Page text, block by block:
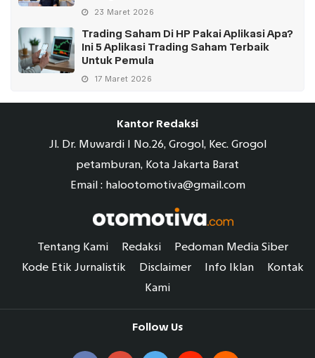
23 Maret 2026
Trading Saham Di HP Pakai Aplikasi Apa?
Ini 5 Aplikasi Trading Saham Terbaik
Untuk Pemula
17 Maret 2026
Kantor Redaksi
Jl. Dr. Muwardi I No.26, Grogol, Kec. Grogol
petamburan, Kota Jakarta Barat
Email : halootomotiva@gmail.com
Tentang Kami Redaksi
Pedoman Media Siber
Kode Etik Jurnalistik
Disclaimer Info Iklan
Kontak
Kami
Follow Us